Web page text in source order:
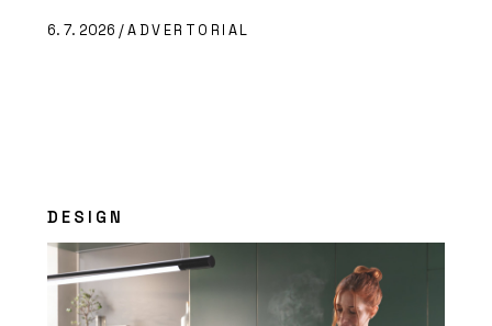
6. 7. 2026 /ADVERTORIAL
DESIGN